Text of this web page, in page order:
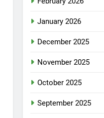
January 2026
December 2025
November 2025
October 2025
September 2025